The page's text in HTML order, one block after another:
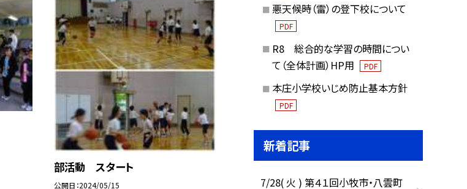
部活動 スタート
公開日 2024/05/15
悪天候時（雷）の登下校について
PDF
R8 総合的な学習の時間につい
て（全体計画）HP用
PDF
本庄小学校いじめ防止基本方針
PDF
新着記事
7/28( 火 ) 第４１回小牧市・八雲町